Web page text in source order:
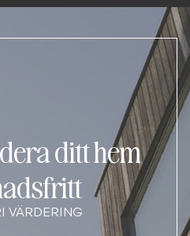
ditt hem
VÄRDERING